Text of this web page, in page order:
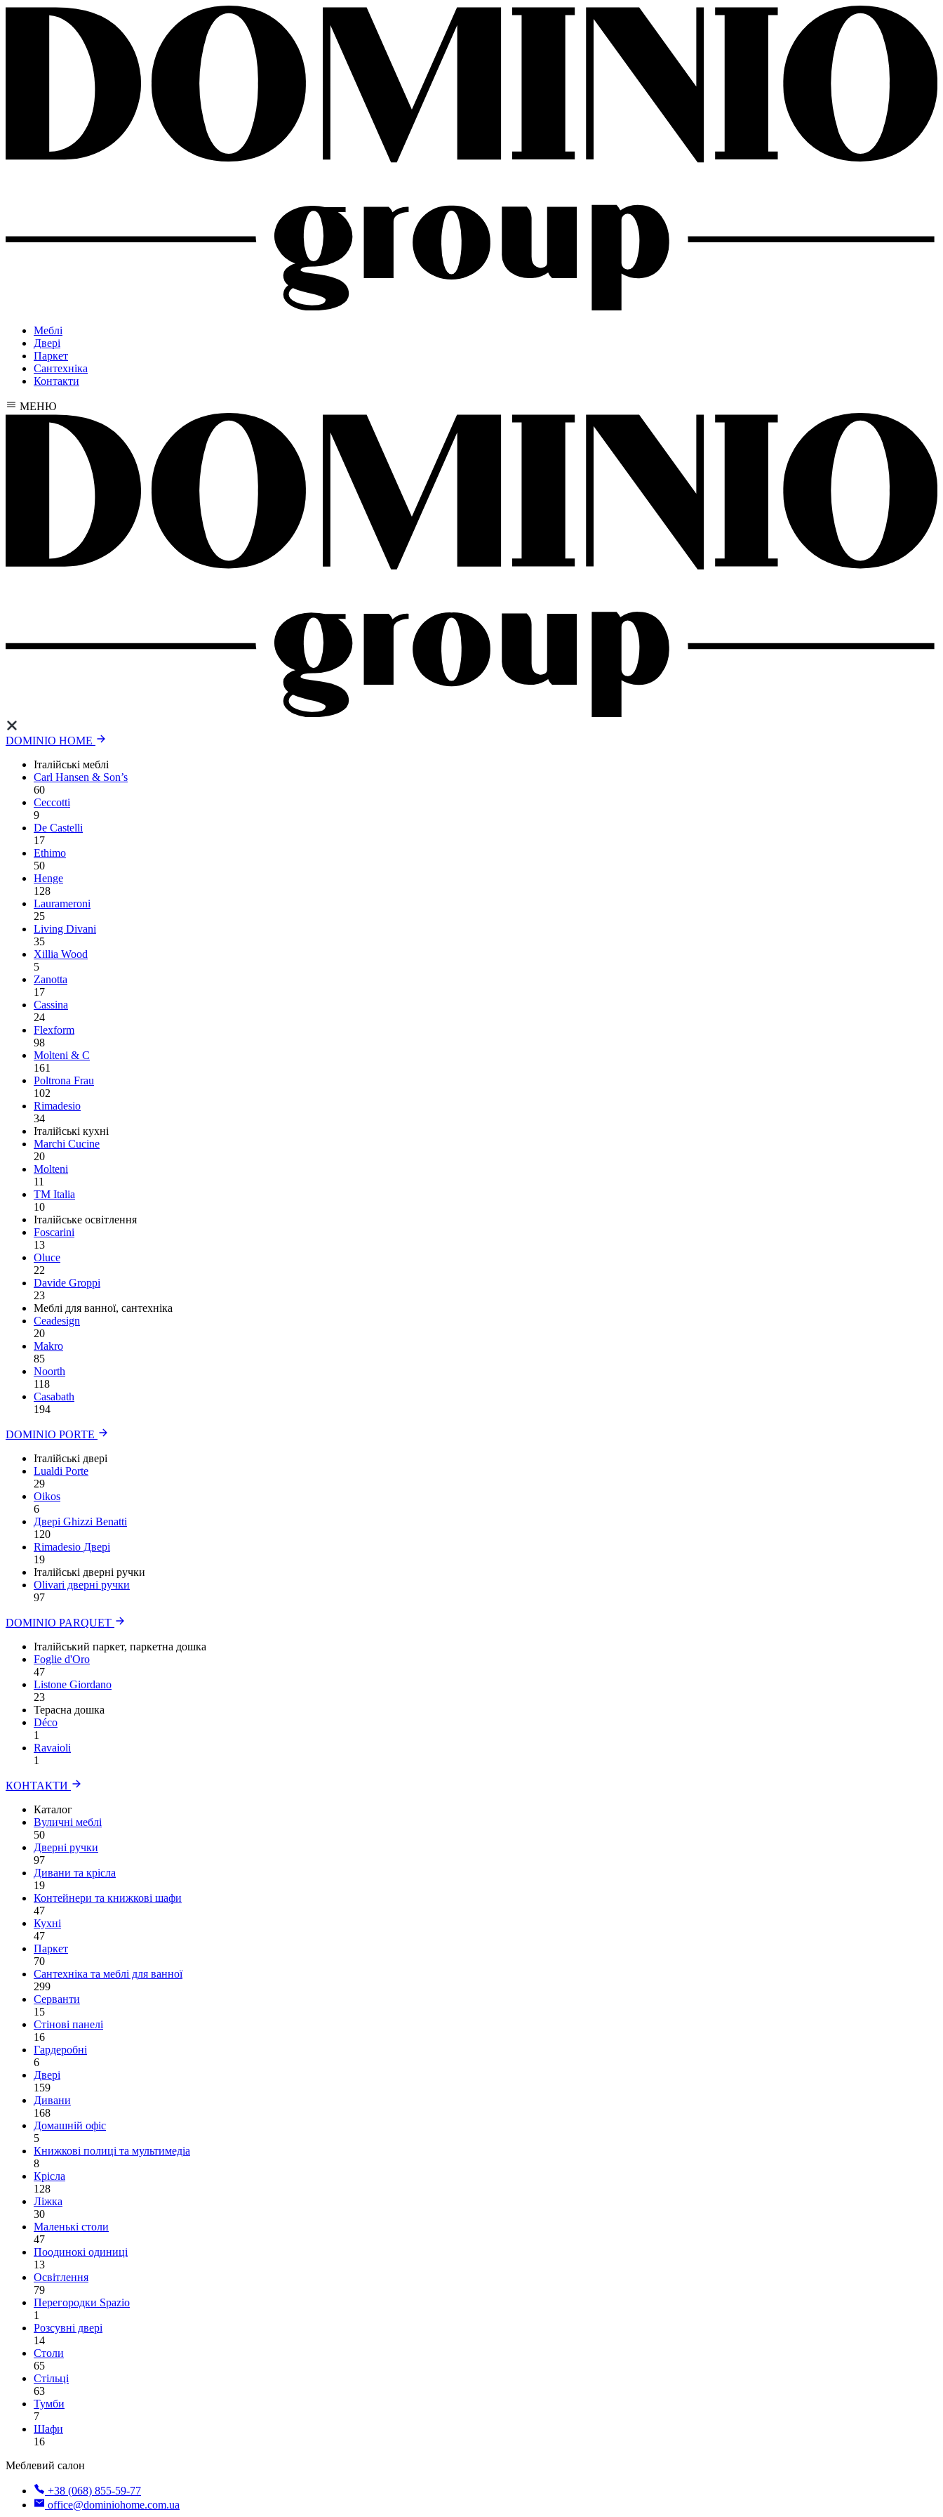
Меблі
Двері
Паркет
Сантехніка
Контакти
МЕНЮ
DOMINIO HOME
Італійські меблі
Carl Hansen & Son’s
60
Ceccotti
9
De Castelli
17
Ethimo
50
Henge
128
Laurameroni
25
Living Divani
35
Xillia Wood
5
Zanotta
17
Cassina
24
Flexform
98
Molteni & C
161
Poltrona Frau
102
Rimadesio
34
Італійські кухні
Marchi Cucine
20
Molteni
11
TM Italia
10
Італійське освітлення
Foscarini
13
Oluce
22
Davide Groppi
23
Меблі для ванної, сантехніка
Ceadesign
20
Makro
85
Noorth
118
Сasabath
194
DOMINIO PORTE
Італійські двері
Lualdi Porte
29
Oikos
6
Двері Ghizzi Benatti
120
Rimadesio Двері
19
Італійські дверні ручки
Olivari дверні ручки
97
DOMINIO PARQUET
Італійський паркет, паркетна дошка
Foglie d'Oro
47
Listone Giordano
23
Терасна дошка
Déco
1
Ravaioli
1
КОНТАКТИ
Каталог
Вуличні меблі
50
Дверні ручки
97
Дивани та крісла
19
Контейнери та книжкові шафи
47
Кухні
47
Паркет
70
Сантехніка та меблі для ванної
299
Серванти
15
Стінові панелі
16
Гардеробні
6
Двері
159
Дивани
168
Домашній офіс
5
Книжкові полиці та мультимедіа
8
Крісла
128
Ліжка
30
Маленькі столи
47
Поодинокі одиниці
13
Освітлення
79
Перегородки Spazio
1
Розсувні двері
14
Столи
65
Стільці
63
Тумби
7
Шафи
16
Меблевий салон
+38 (068) 855-59-77
office@dominiohome.com.ua